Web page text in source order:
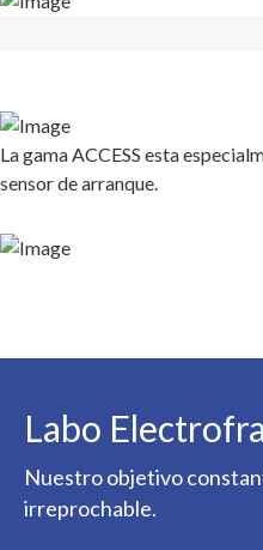
La gama ACCESS esta
sensor de arranque.
Labo
Nuestro objetivo
irreprochable.